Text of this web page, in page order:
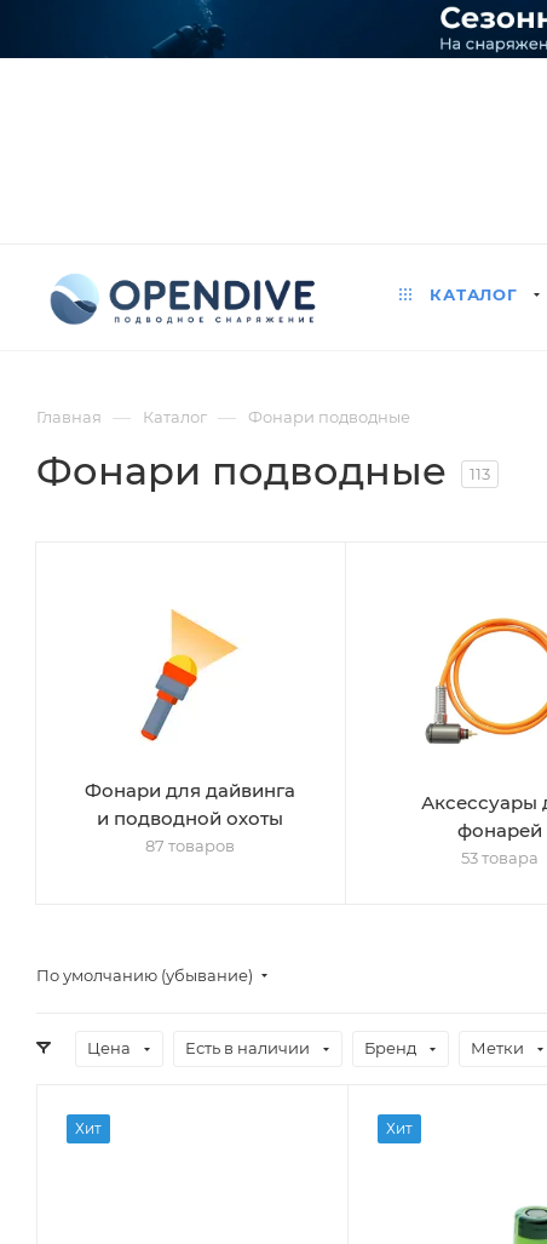
КАТАЛОГ
Главная — Каталог — Фонари подводные
Фонари подводные 113
Фонари для дайвинга
и подводной охоты
87 товаров
Аксессуары
фонарей
53 товара
По умолчанию (убывание)
Цена Есть в наличии Бренд Метки
Хит Хит